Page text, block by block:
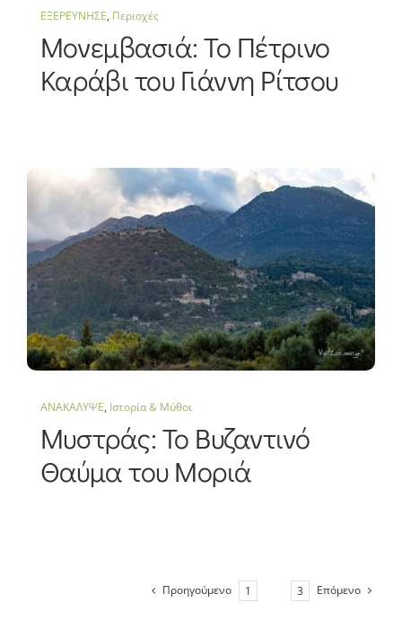
ΕΞΕΡΕΥΝΗΣΕ, Περιοχές
Μονεμβασιά: Το Πέτρινο
Καράβι του Γιάννη Ρίτσου
ΑΝΑΚΑΛΥΨΕ, Ιστορία & Μύθοι
Μυστράς: Το Βυζαντινό
Θαύμα του Μοριά
Προηγούμενο 1 3 Επόμενο